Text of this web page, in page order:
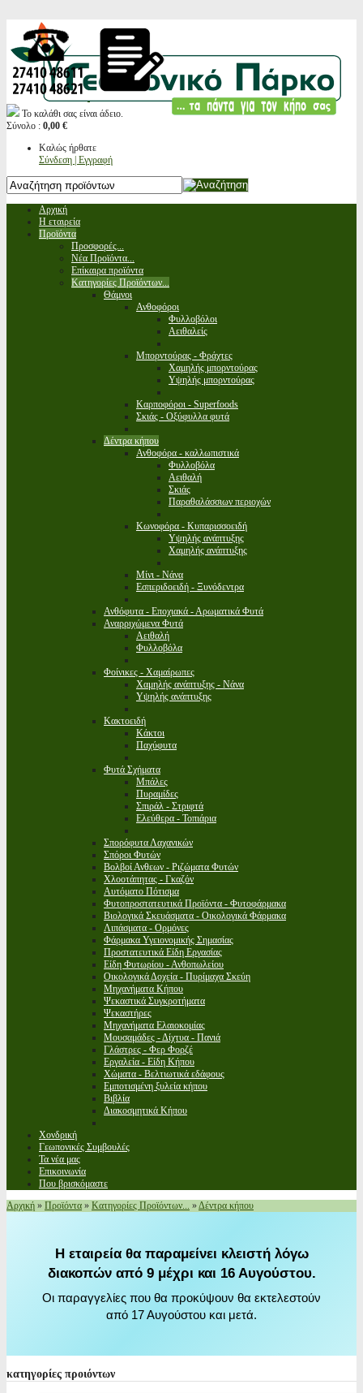
Το καλάθι σας είναι άδειο.
Σύνολο : 0,00 €
Καλώς ήρθατε
Σύνδεση | Εγγραφή
Αρχική
Η εταιρεία
Προϊόντα
Προσφορές...
Νέα Προϊόντα...
Επίκαιρα προϊόντα
Κατηγορίες Προϊόντων...
Θάμνοι
Ανθοφόροι
Φυλλοβόλοι
Αειθαλείς
Μπορντούρας - Φράχτες
Χαμηλής μπορντούρας
Υψηλής μπορντούρας
Καρποφόροι - Superfoods
Σκιάς - Οξύφυλλα φυτά
Δέντρα κήπου
Ανθοφόρα - καλλωπιστικά
Φυλλοβόλα
Αειθαλή
Σκιάς
Παραθαλάσσιων περιοχών
Κωνοφόρα - Κυπαρισσοειδή
Υψηλής ανάπτυξης
Χαμηλής ανάπτυξης
Μίνι - Νάνα
Εσπεριδοειδή - Ξυνόδεντρα
Ανθόφυτα - Εποχιακά - Αρωματικά Φυτά
Αναρριχώμενα Φυτά
Αειθαλή
Φυλλοβόλα
Φοίνικες - Χαμαίρωπες
Χαμηλής ανάπτυξης - Νάνα
Υψηλής ανάπτυξης
Κακτοειδή
Κάκτοι
Παχύφυτα
Φυτά Σχήματα
Μπάλες
Πυραμίδες
Σπιράλ - Στριφτά
Ελεύθερα - Τοπιάρια
Σπορόφυτα Λαχανικών
Σπόροι Φυτών
Βολβοί Ανθεων - Ριζώματα Φυτών
Χλοοτάπητας - Γκαζόν
Αυτόματο Πότισμα
Φυτοπροστατευτικά Προϊόντα - Φυτοφάρμακα
Βιολογικά Σκευάσματα - Οικολογικά Φάρμακα
Λιπάσματα - Ορμόνες
Φάρμακα Υγειονομικής Σημασίας
Προστατευτικά Είδη Εργασίας
Είδη Φυτωρίου - Ανθοπωλείου
Οικολογικά Δοχεία - Πυρίμαχα Σκεύη
Μηχανήματα Κήπου
Ψεκαστικά Συγκροτήματα
Ψεκαστήρες
Μηχανήματα Ελαιοκομίας
Μουσαμάδες - Δίχτυα - Πανιά
Γλάστρες - Φερ Φορζέ
Εργαλεία - Είδη Κήπου
Χώματα - Βελτιωτικά εδάφους
Εμποτισμένη ξυλεία κήπου
Βιβλία
Διακοσμητικά Κήπου
Χονδρική
Γεωπονικές Συμβουλές
Τα νέα μας
Επικοινωνία
Που βρισκόμαστε
Αρχική » Προϊόντα » Κατηγορίες Προϊόντων... »Δέντρα κήπου
Η εταιρεία θα παραμείνει κλειστή λόγω
διακοπών από 9 μέχρι και 16 Αυγούστου.
Οι παραγγελίες που θα προκύψουν θα εκτελεστούν
από 17 Αυγούστου και μετά.
κατηγορίες προιόντων